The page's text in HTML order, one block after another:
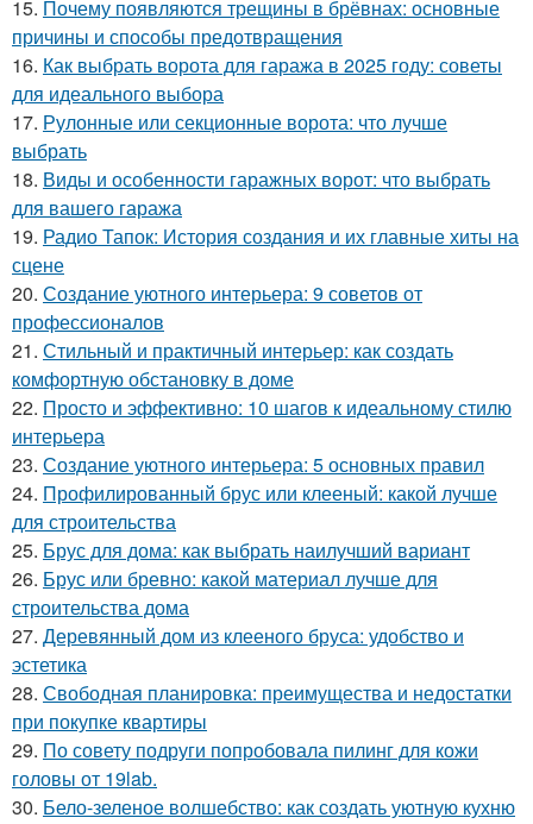
15. Почему появляются трещины в брёвнах: основные
причины и способы предотвращения
16. Как выбрать ворота для гаража в 2025 году: советы
для идеального выбора
17. Рулонные или секционные ворота: что лучше
выбрать
18. Виды и особенности гаражных ворот: что выбрать
для вашего гаража
19. Радио Тапок: История создания и их главные хиты на
сцене
20. Создание уютного интерьера: 9 советов от
профессионалов
21. Стильный и практичный интерьер: как создать
комфортную обстановку в доме
22. Просто и эффективно: 10 шагов к идеальному стилю
интерьера
23. Создание уютного интерьера: 5 основных правил
24. Профилированный брус или клееный: какой лучше
для строительства
25. Брус для дома: как выбрать наилучший вариант
26. Брус или бревно: какой материал лучше для
строительства дома
27. Деревянный дом из клееного бруса: удобство и
эстетика
28. Свободная планировка: преимущества и недостатки
при покупке квартиры
29. По совету подруги попробовала пилинг для кожи
головы от 19lab.
30. Бело-зеленое волшебство: как создать уютную кухню